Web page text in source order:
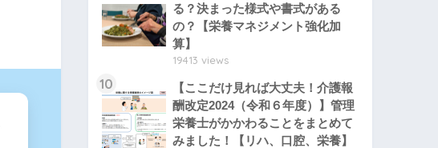
る？決まった様式や書式がある
の？【栄養マネジメント強化加
算】
19413 views
10
【ここだけ見れば大丈夫！介護報
酬改定2024（令和６年度）】管理
栄養士がかかわることをまとめて
みました！【リハ、口腔、栄養】